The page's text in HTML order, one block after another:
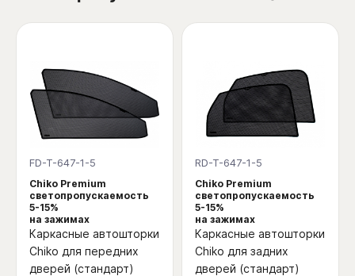
FD-T-647-1-5
Chiko Premium
светопропускаемость
5-15%
на зажимах
Каркасные автошторки
Chiko для передних
дверей (стандарт)
RD-T-647-1-5
Chiko Premium
светопропускаемость
5-15%
на зажимах
Каркасные автошторки
Chiko для задних
дверей (стандарт)